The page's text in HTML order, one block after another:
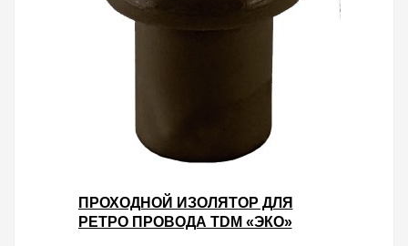
ПРОХОДНОЙ ИЗОЛЯТОР ДЛЯ
РЕТРО ПРОВОДА TDM «ЭКО»